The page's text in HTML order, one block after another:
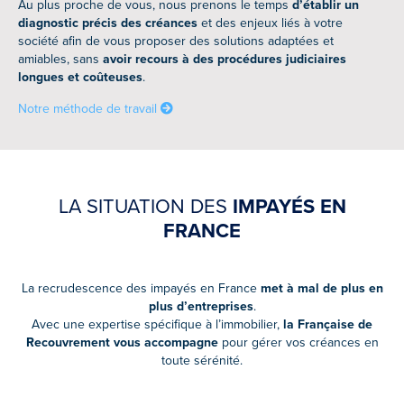
Au plus proche de vous, nous prenons le temps d’établir un
diagnostic précis des créances et des enjeux liés à votre
société afin de vous proposer des solutions adaptées et
amiables, sans avoir recours à des procédures judiciaires
longues et coûteuses.
Notre méthode de travail
LA SITUATION DES IMPAYÉS EN
FRANCE
La recrudescence des impayés en France met à mal de plus en
plus d’entreprises.
Avec une expertise spécifique à l’immobilier, la Française de
Recouvrement vous accompagnepour gérer vos créances en
toute sérénité.